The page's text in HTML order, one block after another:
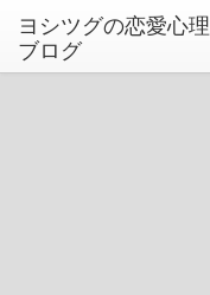
ヨシツグの恋愛心理
ブログ